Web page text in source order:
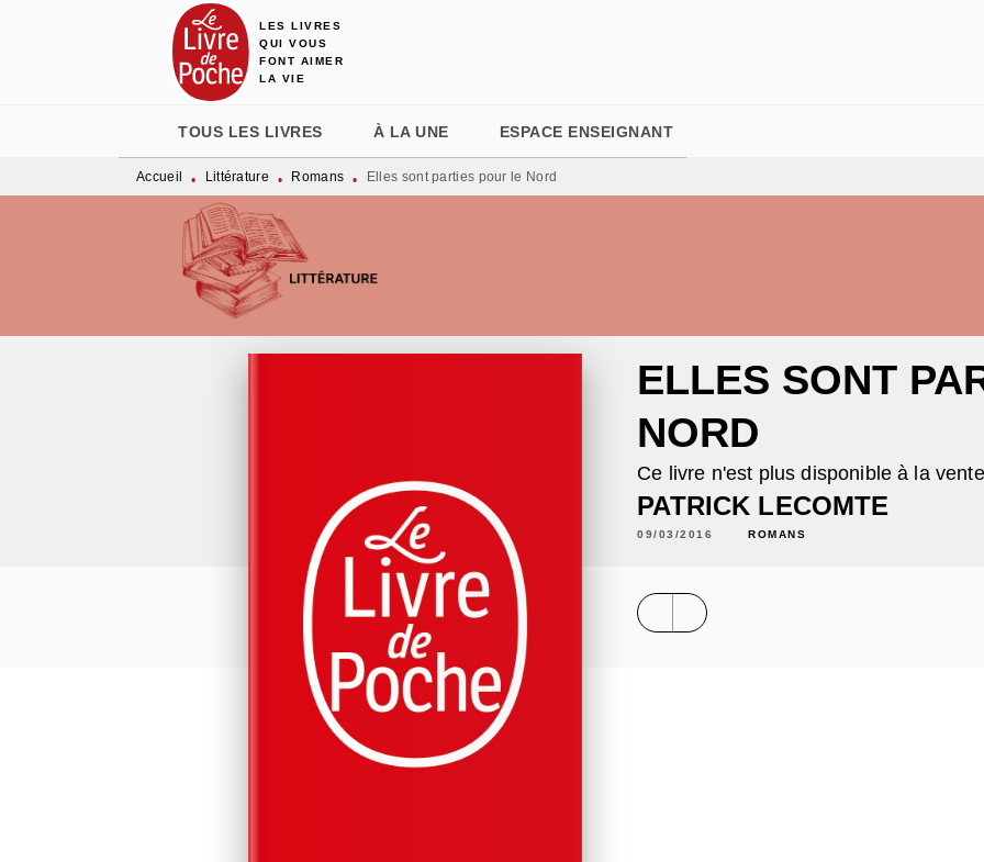
MENU RECHERCHE
LES LIVRES
QUI VOUS
FONT AIMER
LA VIE
TOUS LES LIVRES À LA UNE ESPACE ENSEIGNANT
Accueil • Littérature • Romans • Elles sont parties pour le Nord
ELLES SONT
NORD
Ce livre n'est plus disponible à la vente
PATRICK LECOMTE
09/03/2016 ROMANS